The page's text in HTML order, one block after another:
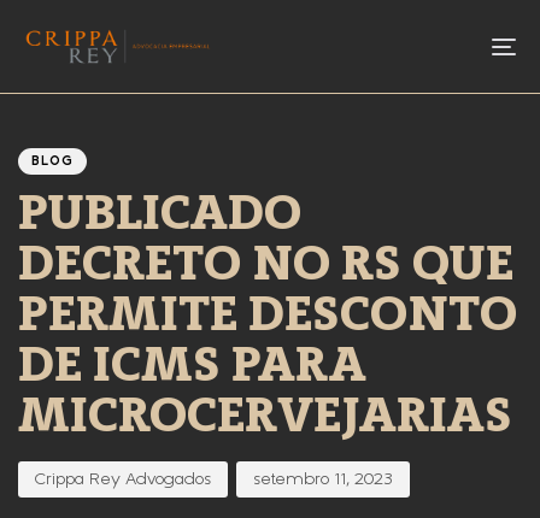
BLOG
PUBLICADO
DECRETO NO RS QUE
PERMITE DESCONTO
DE ICMS PARA
MICROCERVEJARIAS
Crippa Rey Advogados setembro 11, 2023